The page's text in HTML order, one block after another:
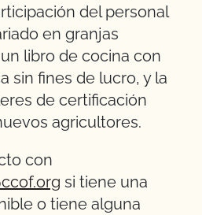
del personal
en granjas
libro de cocina con
sin fines de lucro, y la
de certificación
agricultores.
con
si tiene una
o tiene alguna